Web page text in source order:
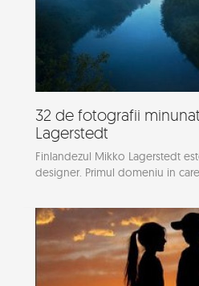
32 de fotografii
Lagerstedt
Finlandezul Mikko Lagerstedt
designer. Primul domeniu in